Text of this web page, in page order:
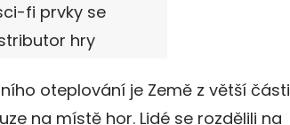
fi prvky se
hry
oteplování je Země z větší části
na místě hor. Lidé se rozdělili na